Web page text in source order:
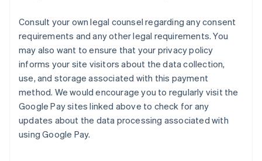
Consult your own legal counsel regarding any consent
requirements and any other legal requirements. You
may also want to ensure that your privacy policy
informs your site visitors about the data collection,
use, and storage associated with this payment
method. We would encourage you to regularly visit the
Google Pay sites linked above to check for any
updates about the data processing associated with
using Google Pay.
English
Grecia
English
India
Irlanda
English
Italia
ItalianoEnglish
Lettonia